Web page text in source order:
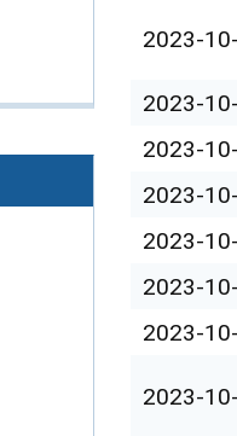
2023-
2023-
2023-
2023-
2023-
2023-
2023-
2023-